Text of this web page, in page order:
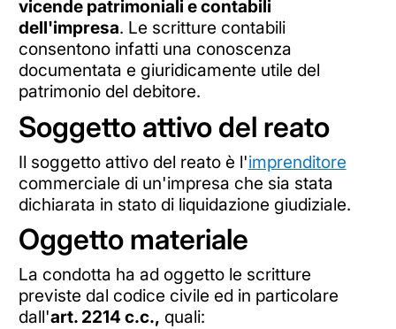
vicende patrimoniali e contabili
dell'impresa. Le scritture contabili
consentono infatti una conoscenza
documentata e giuridicamente utile del
patrimonio del debitore.
Soggetto attivo del reato
Il soggetto attivo del reato è l'imprenditore
commerciale di un'impresa che sia stata
dichiarata in stato di liquidazione giudiziale.
Oggetto materiale
La condotta ha ad oggetto le scritture
previste dal codice civile ed in particolare
dall'art. 2214 c.c., quali: